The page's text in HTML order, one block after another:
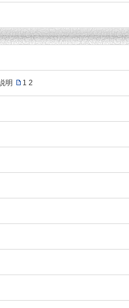
明 1 2